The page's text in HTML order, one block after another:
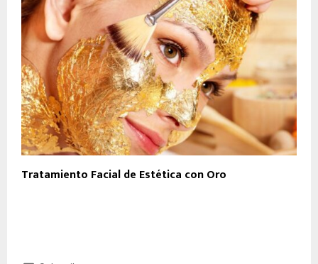
Tratamiento Facial de Estética con Oro